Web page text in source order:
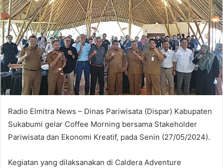
Radio Elmitra News – Dinas Pariwisata (Dispar) Kabupaten
Sukabumi gelar Coffee Morning bersama Stakeholder
Pariwisata dan Ekonomi Kreatif, pada Senin (27/05/2024).
Kegiatan yang dilaksanakan di Caldera Adventure